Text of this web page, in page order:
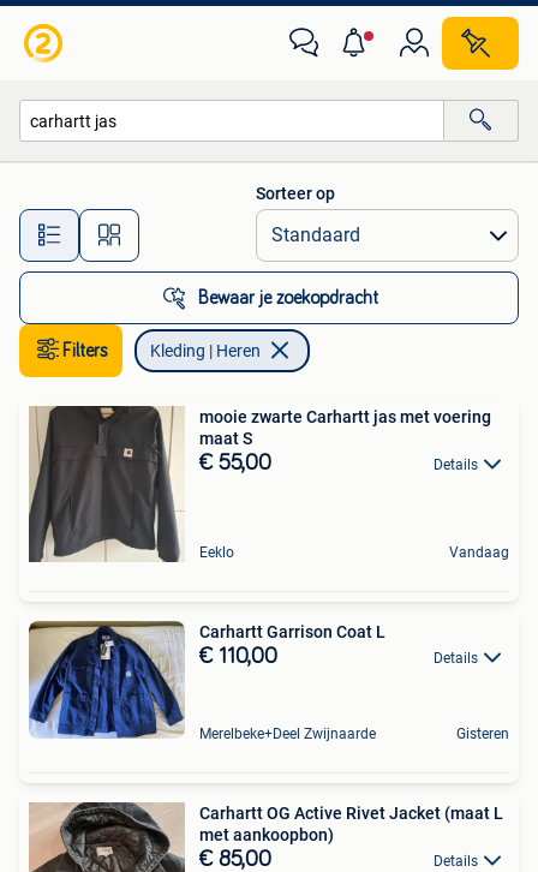
Alle afstanden…
Sorteer op
Bewaar je zoekopdracht
Filters Kleding | Heren
mooie zwarte Carhartt jas met voering
maat S
€ 55,00 Details
Eeklo Vandaag
Carhartt Garrison Coat L
€ 110,00 Details
Merelbeke+Deel Zwijnaarde Gisteren
Carhartt OG Active Rivet Jacket (maat L
met aankoopbon)
€ 85,00 Details